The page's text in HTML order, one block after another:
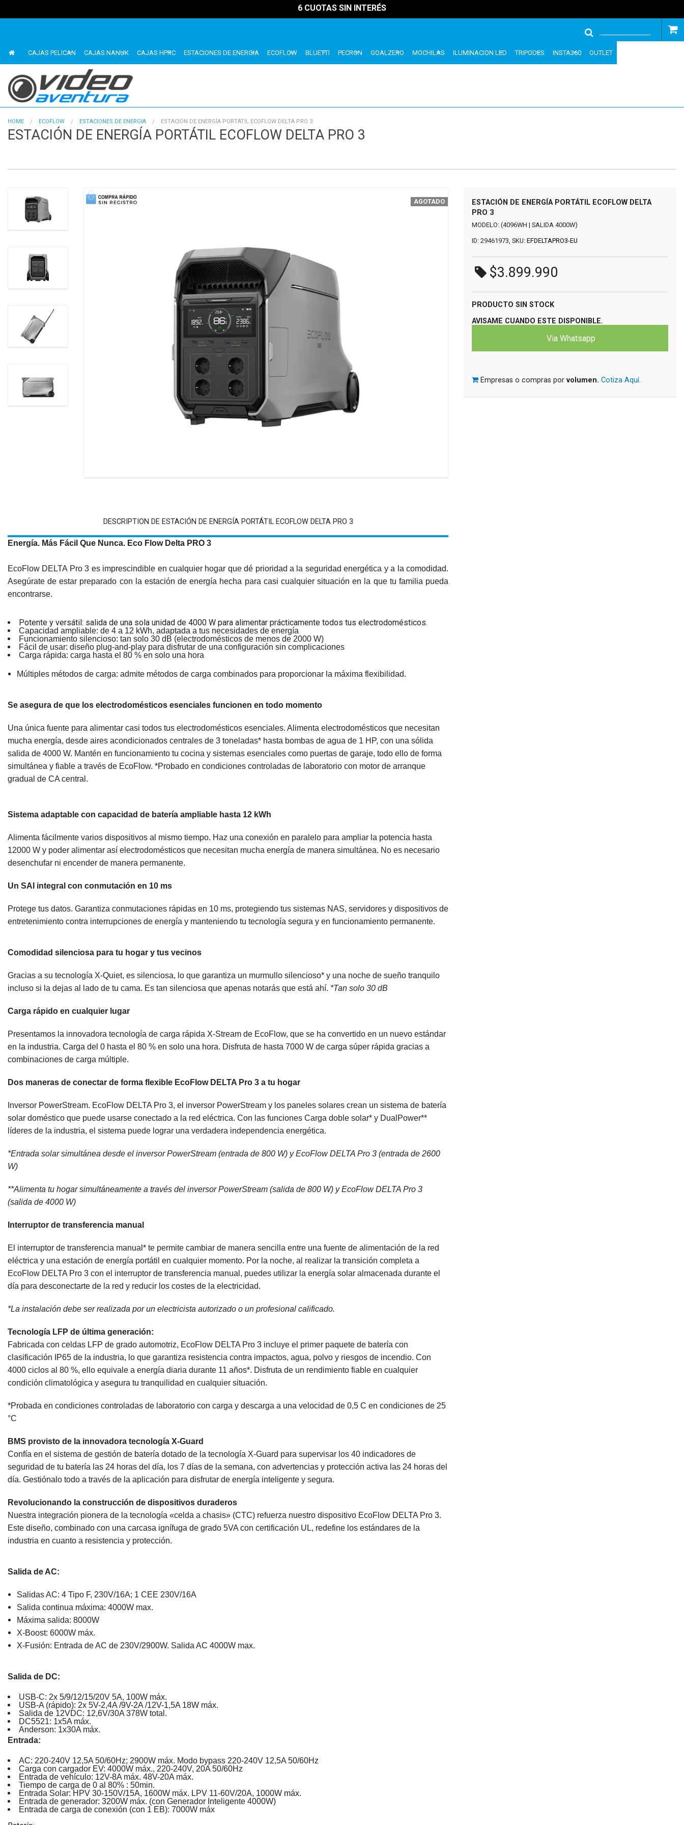
6 CUOTAS SIN INTERÉS
CAJAS PELICAN CAJAS NANUK CAJAS HPRC ESTACIONES DE ENERGIA ECOFLOW BLUETTI PECRON GOALZERO MOCHILAS ILUMINACION LED TRIPODES INSTA360 OUTLET
HOME ECOFLOW ESTACIONES DE ENERGIA ESTACIÓN DE ENERGÍA PORTÁTIL ECOFLOW DELTA PRO 3
ESTACIÓN DE ENERGÍA PORTÁTIL ECOFLOW DELTA PRO 3
AGOTADO
1 of 4
DESCRIPTION DE ESTACIÓN DE ENERGÍA PORTÁTIL ECOFLOW DELTA PRO 3
Energía. Más Fácil Que Nunca. Eco Flow Delta PRO 3
EcoFlow DELTA Pro 3 es imprescindible en cualquier hogar que dé prioridad a la seguridad energética y a la comodidad.
Asegúrate de estar preparado con la estación de energía hecha para casi cualquier situación en la que tu familia pueda
encontrarse.
Potente y versátil: salida de una sola unidad de 4000 W para alimentar prácticamente todos tus electrodomésticos.
Capacidad ampliable: de 4 a 12 kWh, adaptada a tus necesidades de energía
Funcionamiento silencioso: tan solo 30 dB (electrodomésticos de menos de 2000 W)
Fácil de usar: diseño plug-and-play para disfrutar de una configuración sin complicaciones
Carga rápida: carga hasta el 80 % en solo una hora
Múltiples métodos de carga: admite métodos de carga combinados para proporcionar la máxima flexibilidad.
Se asegura de que los electrodomésticos esenciales funcionen en todo momento
Una única fuente para alimentar casi todos tus electrodomésticos esenciales. Alimenta electrodomésticos que necesitan
mucha energía, desde aires acondicionados centrales de 3 toneladas* hasta bombas de agua de 1 HP, con una sólida
salida de 4000 W. Mantén en funcionamiento tu cocina y sistemas esenciales como puertas de garaje, todo ello de forma
simultánea y fiable a través de EcoFlow. *Probado en condiciones controladas de laboratorio con motor de arranque
gradual de CA central.
Sistema adaptable con capacidad de batería ampliable hasta 12 kWh
Alimenta fácilmente varios dispositivos al mismo tiempo. Haz una conexión en paralelo para ampliar la potencia hasta
12000 W y poder alimentar así electrodomésticos que necesitan mucha energía de manera simultánea. No es necesario
desenchufar ni encender de manera permanente.
Un SAI integral con conmutación en 10 ms
Protege tus datos. Garantiza conmutaciones rápidas en 10 ms, protegiendo tus sistemas NAS, servidores y dispositivos de
entretenimiento contra interrupciones de energía y manteniendo tu tecnología segura y en funcionamiento permanente.
Comodidad silenciosa para tu hogar y tus vecinos
Gracias a su tecnología X-Quiet, es silenciosa, lo que garantiza un murmullo silencioso* y una noche de sueño tranquilo
incluso si la dejas al lado de tu cama. Es tan silenciosa que apenas notarás que está ahí. *Tan solo 30 dB
Carga rápido en cualquier lugar
Presentamos la innovadora tecnología de carga rápida X-Stream de EcoFlow, que se ha convertido en un nuevo estándar
en la industria. Carga del 0 hasta el 80 % en solo una hora. Disfruta de hasta 7000 W de carga súper rápida gracias a
combinaciones de carga múltiple.
Dos maneras de conectar de forma flexible EcoFlow DELTA Pro 3 a tu hogar
Inversor PowerStream. EcoFlow DELTA Pro 3, el inversor PowerStream y los paneles solares crean un sistema de batería
solar doméstico que puede usarse conectado a la red eléctrica. Con las funciones Carga doble solar* y DualPower**
líderes de la industria, el sistema puede lograr una verdadera independencia energética.
*Entrada solar simultánea desde el inversor PowerStream (entrada de 800 W) y EcoFlow DELTA Pro 3 (entrada de 2600
W)
**Alimenta tu hogar simultáneamente a través del inversor PowerStream (salida de 800 W) y EcoFlow DELTA Pro 3
(salida de 4000 W)
Interruptor de transferencia manual
El interruptor de transferencia manual* te permite cambiar de manera sencilla entre una fuente de alimentación de la red
eléctrica y una estación de energía portátil en cualquier momento. Por la noche, al realizar la transición completa a
EcoFlow DELTA Pro 3 con el interruptor de transferencia manual, puedes utilizar la energía solar almacenada durante el
día para desconectarte de la red y reducir los costes de la electricidad.
*La instalación debe ser realizada por un electricista autorizado o un profesional calificado.
Tecnología LFP de última generación:
Fabricada con celdas LFP de grado automotriz, EcoFlow DELTA Pro 3 incluye el primer paquete de batería con
clasificación IP65 de la industria, lo que garantiza resistencia contra impactos, agua, polvo y riesgos de incendio. Con
4000 ciclos al 80 %, ello equivale a energía diaria durante 11 años*. Disfruta de un rendimiento fiable en cualquier
condición climatológica y asegura tu tranquilidad en cualquier situación.
*Probada en condiciones controladas de laboratorio con carga y descarga a una velocidad de 0,5 C en condiciones de 25
°C
BMS provisto de la innovadora tecnología X-Guard
Confía en el sistema de gestión de batería dotado de la tecnología X-Guard para supervisar los 40 indicadores de
seguridad de tu batería las 24 horas del día, los 7 días de la semana, con advertencias y protección activa las 24 horas del
día. Gestiónalo todo a través de la aplicación para disfrutar de energía inteligente y segura.
Revolucionando la construcción de dispositivos duraderos
Nuestra integración pionera de la tecnología «celda a chasis» (CTC) refuerza nuestro dispositivo EcoFlow DELTA Pro 3.
Este diseño, combinado con una carcasa ignífuga de grado 5VA con certificación UL, redefine los estándares de la
industria en cuanto a resistencia y protección.
Salida de AC:
Salidas AC: 4 Tipo F, 230V/16A; 1 CEE 230V/16A
Salida continua máxima: 4000W max.
Máxima salida: 8000W
X-Boost: 6000W máx.
X-Fusión: Entrada de AC de 230V/2900W. Salida AC 4000W max.
Salida de DC:
USB-C: 2x 5/9/12/15/20V 5A, 100W máx.
USB-A (rápido): 2x 5V-2,4A /9V-2A /12V-1,5A 18W máx.
Salida de 12VDC: 12,6V/30A 378W total.
DC5521: 1x5A máx.
Anderson: 1x30A máx.
Entrada:
AC: 220-240V 12,5A 50/60Hz; 2900W máx. Modo bypass 220-240V 12,5A 50/60Hz
Carga con cargador EV: 4000W máx., 220-240V, 20A 50/60Hz
Entrada de vehículo: 12V-8A máx. 48V-20A máx.
Tiempo de carga de 0 al 80% : 50min.
Entrada Solar: HPV 30-150V/15A, 1600W máx. LPV 11-60V/20A, 1000W máx.
Entrada de generador: 3200W máx. (con Generador Inteligente 4000W)
Entrada de carga de conexión (con 1 EB): 7000W máx
ESTACIÓN DE ENERGÍA PORTÁTIL ECOFLOW DELTA
PRO 3
MODELO: (4096WH | SALIDA 4000W)
ID: 29461973, SKU: EFDELTAPRO3-EU
$3.899.990
PRODUCTO SIN STOCK
AVISAME CUANDO ESTE DISPONIBLE.
Via Whatsapp
Empresas o compras por volumen. Cotiza Aquí.